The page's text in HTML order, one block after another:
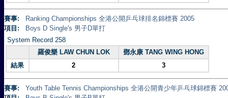
賽事:
Ranking Championships 全港公開乒乓球排名錦標賽 2005
項目:
Boys D Single's 男子D單打
System Record 258
羅俊樂 LAW CHUN LOK
鄧永康 TANG WING HONG
結果
2 3
賽事:
Youth Table Tennis Championships 全港公開青少年乒乓球錦標賽